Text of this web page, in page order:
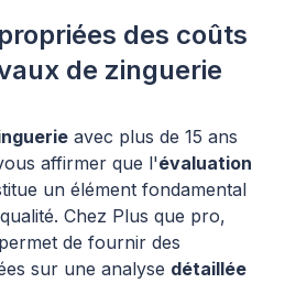
des coûts
de zinguerie
avec plus de 15 ans
affirmer que l'évaluation
un élément fondamental
Chez Plus que pro,
de fournir des
sur une analyse détaillée